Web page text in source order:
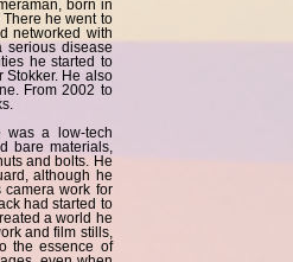
born in
he went to
networked with
serious disease
he started to
Stokker. He also
From 2002 to
was a low-tech
bare materials,
and bolts. He
although he
camera work for
had started to
a world he
and film stills,
the essence of